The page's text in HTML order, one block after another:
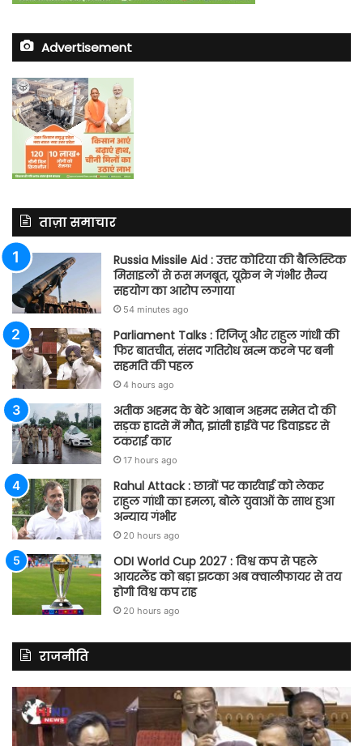
Advertisement
ताज़ा समाचार
Russia Missile Aid : उत्तर कोरिया की बैलिस्टिक
मिसाइलों से रूस मजबूत, यूक्रेन ने गंभीर सैन्य
सहयोग का आरोप लगाया
54 minutes ago
Parliament Talks : रिजिजू और राहुल गांधी की
फिर बातचीत, संसद गतिरोध खत्म करने पर बनी
सहमति की पहल
4 hours ago
अतीक अहमद के बेटे आबान अहमद समेत दो की
सड़क हादसे में मौत, झांसी हाईवे पर डिवाइडर से
टकराई कार
17 hours ago
Rahul Attack : छात्रों पर कार्रवाई को लेकर
राहुल गांधी का हमला, बोले युवाओं के साथ हुआ
अन्याय गंभीर
20 hours ago
ODI World Cup 2027 : विश्व कप से पहले
आयरलैंड को बड़ा झटका अब क्वालीफायर से तय
होगी विश्व कप राह
20 hours ago
राजनीति